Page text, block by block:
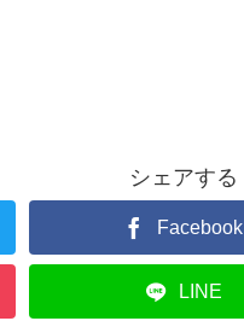
シェアする
Facebook
LINE